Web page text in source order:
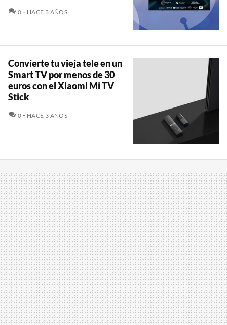
0 COMENTARIOS
HACE 3 AÑOS
Convierte tu vieja tele en un
Smart TV por menos de 30
euros con el Xiaomi Mi TV
Stick
0 COMENTARIOS
HACE 3 AÑOS